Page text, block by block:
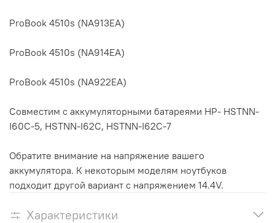
ProBook 4510s (NA913EA)
ProBook 4510s (NA914EA)
ProBook 4510s (NA922EA)
Совместим с аккумуляторными батареями HP- HSTNN-
I60C-5, HSTNN-I62C, HSTNN-I62C-7
Обратите внимание на напряжение вашего
аккумулятора. К некоторым моделям ноутбуков
подходит другой вариант с напряжением 14.4V.
Характеристики